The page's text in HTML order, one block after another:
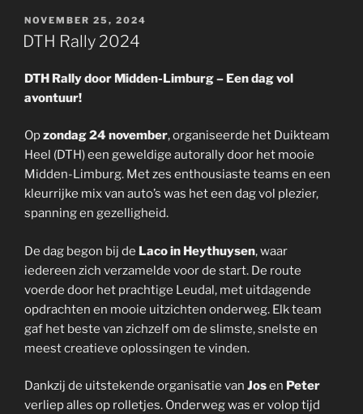
GEPLAATST
OP
NOVEMBER 25, 2024
DTH Rally 2024
DTH Rally door Midden-Limburg – Een dag vol
avontuur!
Opzondag 24 november, organiseerde het Duikteam
Heel (DTH) een geweldige autorally door het mooie
Midden-Limburg. Met zes enthousiaste teams en een
kleurrijke mix van auto’s was het een dag vol plezier,
spanning en gezelligheid.
De dag begon bij de Laco in Heythuysen, waar
iedereen zich verzamelde voor de start. De route
voerde door het prachtige Leudal, met uitdagende
opdrachten en mooie uitzichten onderweg. Elk team
gaf het beste van zichzelf om de slimste, snelste en
meest creatieve oplossingen te vinden.
Dankzij de uitstekende organisatie van Josen Peter
verliep alles op rolletjes. Onderweg was er volop tijd